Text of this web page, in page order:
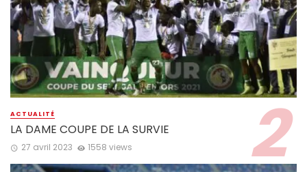
ACTUALITÉ
LA DAME COUPE DE LA SURVIE
27 avril 2023 1558 views